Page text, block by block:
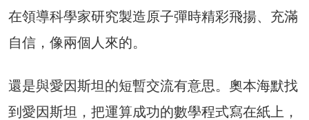
在領導科學家研究製造原子彈時精彩飛揚、充滿
自信，像兩個人來的。
還是與愛因斯坦的短暫交流有意思。奧本海默找
到愛因斯坦，把運算成功的數學程式寫在紙上，